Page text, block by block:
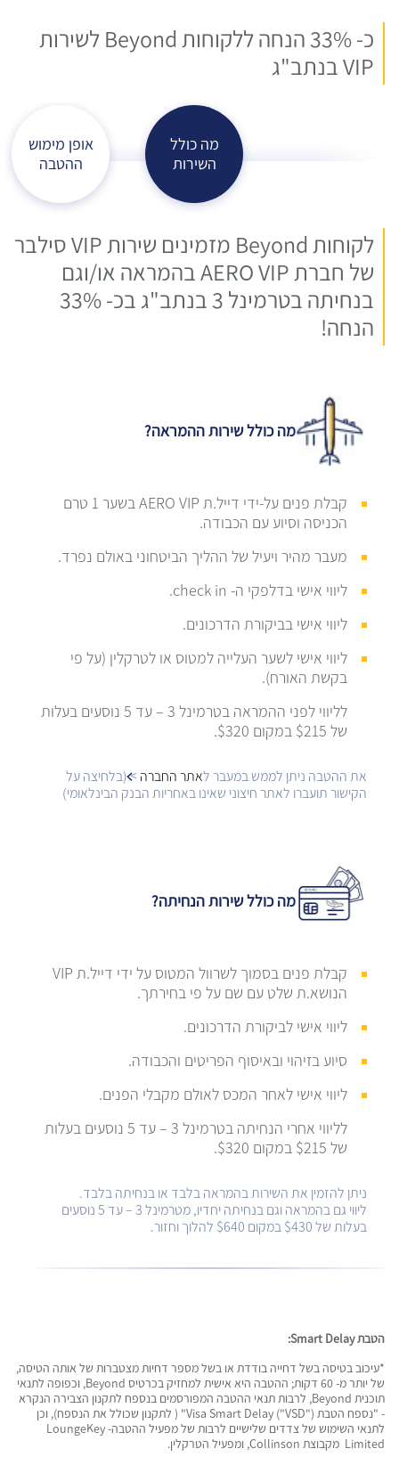
כ- 33% הנחה ללקוחות Beyond לשירות
VIP בנתב"ג
מה כולל
השירות
אופן מימוש
ההטבה
לקוחות Beyond מזמינים שירות VIP סילבר
של חברת AERO VIP בהמראה או/וגם
בנחיתה בטרמינל 3 בנתב"ג בכ- 33%
הנחה!
מה כולל שירות ההמראה?
קבלת פנים על-ידי דייל.ת AERO VIP בשער 1 טרם
הכניסה וסיוע עם הכבודה.
מעבר מהיר ויעיל של ההליך הביטחוני באולם נפרד.
ליווי אישי בדלפקי ה- check in.
ליווי אישי בביקורת הדרכונים.
ליווי אישי לשער העלייה למטוס או לטרקלין (על פי
בקשת האורח).
לליווי לפני ההמראה בטרמינל 3 – עד 5 נוסעים בעלות
של $215 במקום $320.
את ההטבה ניתן לממש במעבר לאתר החברה > (בלחיצה על
הקישור תועברו לאתר חיצוני שאינו באחריות הבנק הבינלאומי)
מה כולל שירות הנחיתה?
קבלת פנים בסמוך לשרוול המטוס על ידי דייל.ת VIP
הנושא.ת שלט עם שם על פי בחירתך.
ליווי אישי לביקורת הדרכונים.
סיוע בזיהוי ובאיסוף הפריטים והכבודה.
ליווי אישי לאחר המכס לאולם מקבלי הפנים.
לליווי אחרי הנחיתה בטרמינל 3 – עד 5 נוסעים בעלות
של $215 במקום $320.
ניתן להזמין את השירות בהמראה בלבד או בנחיתה בלבד.
ליווי גם בהמראה וגם בנחיתה יחדיו, מטרמינל 3 – עד 5 נוסעים
בעלות של $430 במקום $640 להלוך וחזור.
הטבת Smart Delay:
*עיכוב בטיסה בשל דחייה בודדת או בשל מספר דחיות מצטברות של אותה הטיסה,
של יותר מ- 60 דקות; ההטבה היא אישית למחזיק בכרטיס Beyond, וכפופה לתנאי
תוכנית Beyond, לרבות תנאי ההטבה המפורסמים בנספח לתקנון הצבירה הנקרא
- "נספח הטבת ("VSD") Visa Smart Delay" ( לתקנון שכולל את הנספח), וכן
לתנאי השימוש של צדדים שלישיים לרבות של מפעיל ההטבה- LoungeKey
Limited מקבוצת Collinson, ומפעיל הטרקלין.